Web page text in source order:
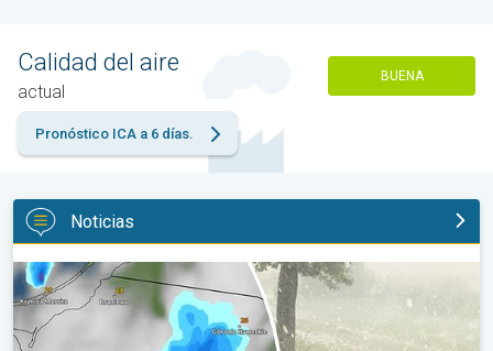
Calidad del aire
actual
BUENA
Pronóstico ICA a 6 días.
Noticias
Granizo gigante en Polonia. Tormentas severas. . .